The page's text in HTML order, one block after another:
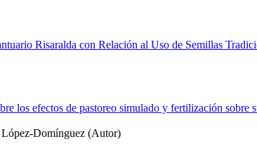
Risaralda con Relación al Uso de Semillas
los efectos de pastoreo simulado y fertilización sobre
Domínguez (Autor)